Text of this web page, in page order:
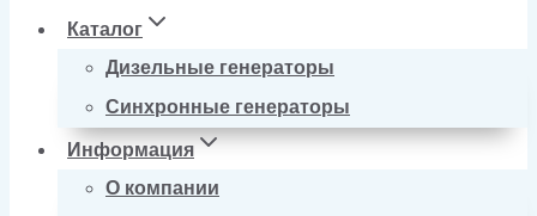
Каталог
Дизельные генераторы
Синхронные генераторы
Информация
О компании